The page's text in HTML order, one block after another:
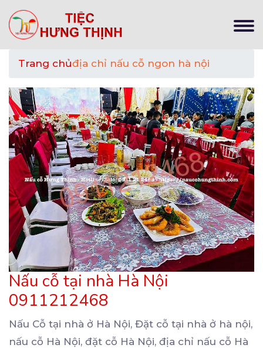
Trang chủđịa chỉ nấu cỗ ngon hà nội
Nấu cỗ tại nhà Hà Nội
0911212468
Nấu Cỗ tại nhà ở Hà Nội, Đặt cỗ tại nhà ở hà nội,
nấu cỗ Hà Nội, đặt cỗ Hà Nội, địa chỉ nấu cỗ Hà